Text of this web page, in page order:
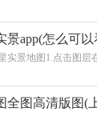
景app(怎么可
实景地图1.点击图层
全图高清版图(